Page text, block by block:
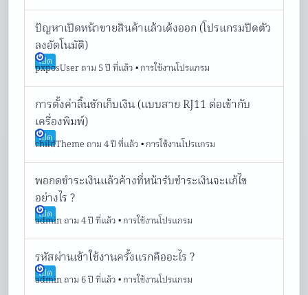
ปัญหาเปิดหน้าขายสินค้าแล้วเด้งออก (โปรแกรมปิดตัว
ลงอัตโนมัติ)
เปิด
pxposUserถาม 5 ปี ที่แล้ว•การใช้งานโปรแกรม
การตั้งค่าลิ้นชักเก็บเงิน (แบบสาย RJ11 ต่อเข้ากับ
เครื่องพิมพ์)
เปิด
childTheme ถาม 4 ปี ที่แล้ว•การใช้งานโปรแกรม
พอกดชำระเงินแล้วค้างที่หน้ารับชำระเงินจะแก้ไข
อย่างไร ?
เปิด
adminถาม 4 ปี ที่แล้ว•การใช้งานโปรแกรม
รหัสผ่านเข้าใช้งานครั้งแรกคืออะไร ?
เปิด
adminถาม 6 ปี ที่แล้ว•การใช้งานโปรแกรม